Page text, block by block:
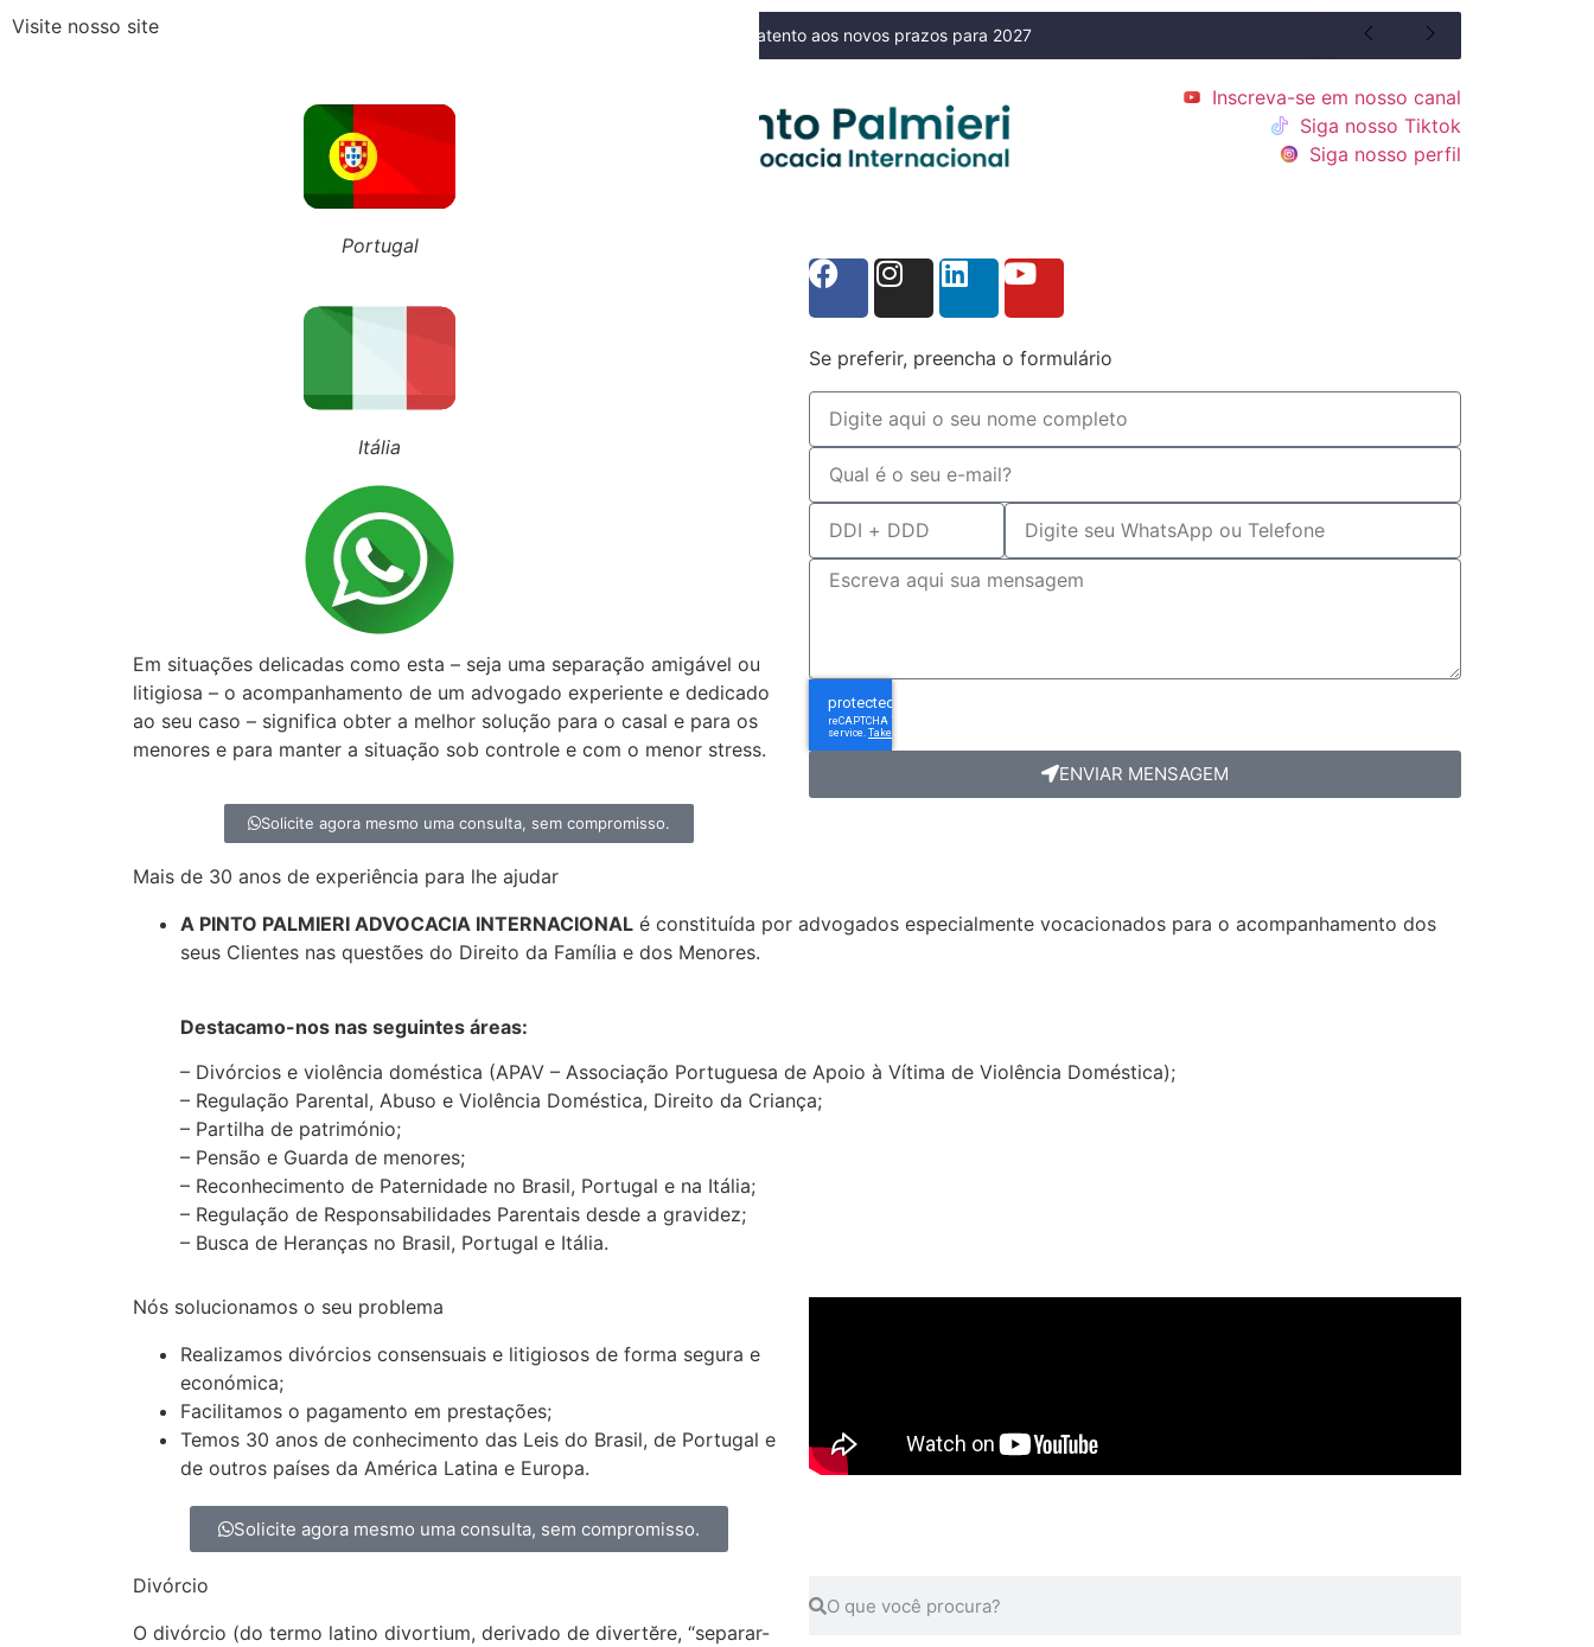
ÚLTIMOS POSTS Falar mal do ex na frente dos filhos pode gerar consequências jurídicas?
+351 911 016 989
+39 348 385 1883
Inscreva-se em nosso canal
Siga nosso Tiktok
Siga nosso perfil
Precisa de um advogado
especialista em Divórcio?
Em situações delicadas como esta – seja uma separação amigável ou
litigiosa – o acompanhamento de um advogado experiente e dedicado
ao seu caso – significa obter a melhor solução para o casal e para os
menores e para manter a situação sob controle e com o menor stress.
Solicite agora mesmo uma consulta, sem compromisso.
Se preferir, preencha o formulário
ENVIAR MENSAGEM
Mais de 30 anos de experiência para lhe ajudar
A PINTO PALMIERI ADVOCACIA INTERNACIONAL é constituída por advogados especialmente vocacionados para o acompanhamento dos
seus Clientes nas questões do Direito da Família e dos Menores.
Destacamo-nos nas seguintes áreas:
– Divórcios e violência doméstica (APAV – Associação Portuguesa de Apoio à Vítima de Violência Doméstica);
– Regulação Parental, Abuso e Violência Doméstica, Direito da Criança;
– Partilha de património;
– Pensão e Guarda de menores;
– Reconhecimento de Paternidade no Brasil, Portugal e na Itália;
– Regulação de Responsabilidades Parentais desde a gravidez;
– Busca de Heranças no Brasil, Portugal e Itália.
Nós solucionamos o seu problema
Realizamos divórcios consensuais e litigiosos de forma segura e
económica;
Facilitamos o pagamento em prestações;
Temos 30 anos de conhecimento das Leis do Brasil, de Portugal e
de outros países da América Latina e Europa.
Solicite agora mesmo uma consulta, sem compromisso.
Divórcio
O divórcio (do termo latino divortium, derivado de divertĕre, “separar-
Visite nosso site
Portugal
Itália